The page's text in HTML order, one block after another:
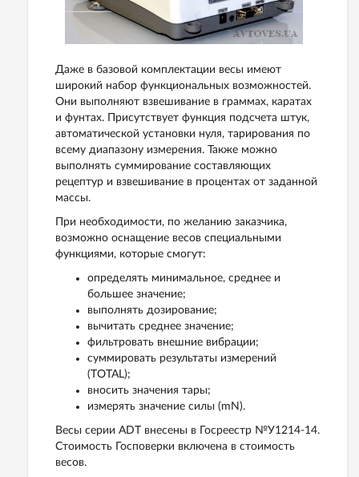
Даже в базовой комплектации весы имеют
широкий набор функциональных возможностей.
Они выполняют взвешивание в граммах, каратах
и фунтах. Присутствует функция подсчета штук,
автоматической установки нуля, тарирования по
всему диапазону измерения. Также можно
выполнять суммирование составляющих
рецептур и взвешивание в процентах от заданной
массы.
При необходимости, по желанию заказчика,
возможно оснащение весов специальными
функциями, которые смогут:
определять минимальное, среднее и
большее значение;
выполнять дозирование;
вычитать среднее значение;
фильтровать внешние вибрации;
суммировать результаты измерений
(TOTAL);
вносить значения тары;
измерять значение силы (mN).
Весы серии ADT внесены в Госреестр №У1214-14.
Стоимость Госповерки включена в стоимость
весов.